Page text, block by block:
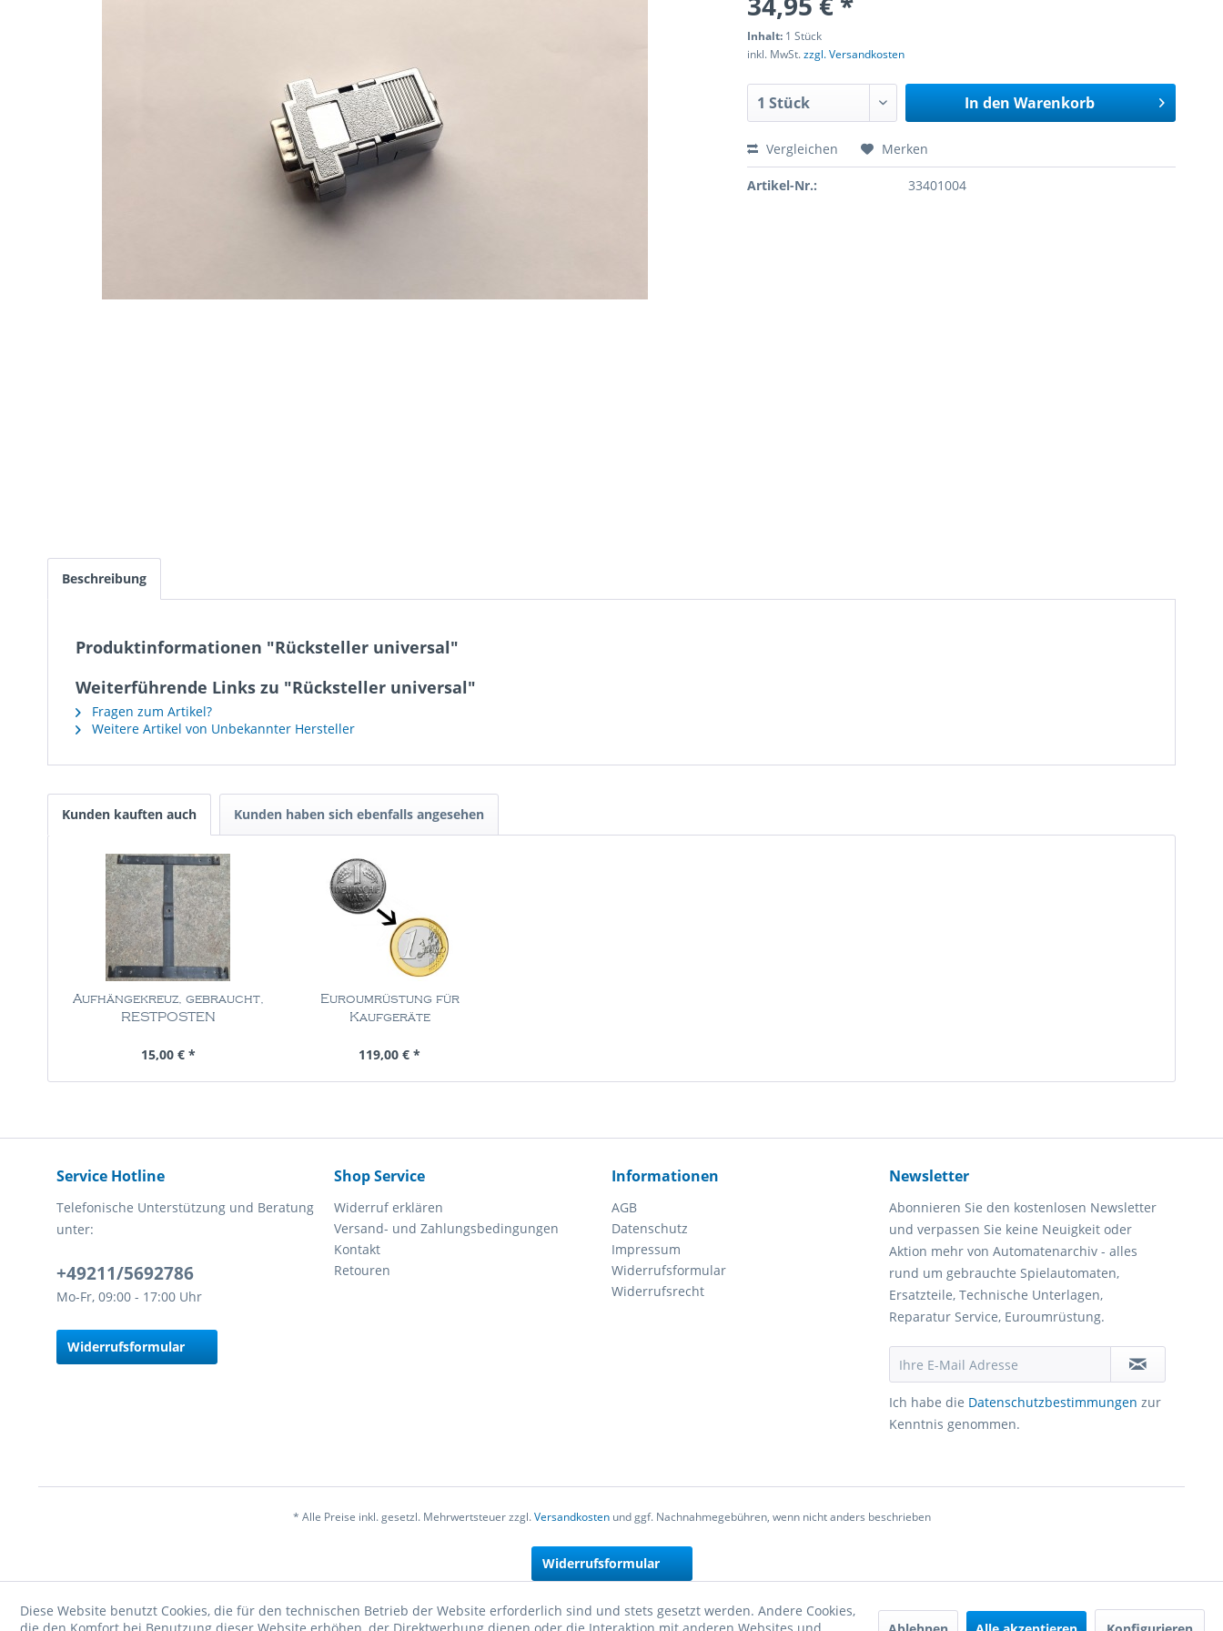
Inhalt: 1 Stück
inkl. MwSt.zzgl. Versandkosten
In den Warenkorb
Vergleichen Merken
Artikel-Nr.: 33401004
Beschreibung
Produktinformationen "Rücksteller universal"
Weiterführende Links zu "Rücksteller universal"
Fragen zum Artikel?
Weitere Artikel von Unbekannter Hersteller
Kunden kauften auch Kunden haben sich ebenfalls angesehen
Aufhängekreuz, gebraucht,
RESTPOSTEN
Inhalt 1 Stück
15,00 € *
Euroumrüstung für
Kaufgeräte
Inhalt1 Stück
119,00 € *
Service Hotline
Telefonische Unterstützung und Beratung
unter:
+49211/5692786
Mo-Fr, 09:00 - 17:00 Uhr
Widerrufsformular
Shop Service
Widerruf erklären
Versand- und Zahlungsbedingungen
Kontakt
Retouren
Informationen
AGB
Datenschutz
Impressum
Widerrufsformular
Widerrufsrecht
Newsletter
Abonnieren Sie den kostenlosen Newsletter
und verpassen Sie keine Neuigkeit oder
Aktion mehr von Automatenarchiv - alles
rund um gebrauchte Spielautomaten,
Ersatzteile, Technische Unterlagen,
Reparatur Service, Euroumrüstung.
Ich habe die Datenschutzbestimmungen zur
Kenntnis genommen.
* Alle Preise inkl. gesetzl. Mehrwertsteuer zzgl.Versandkostenund ggf. Nachnahmegebühren, wenn nicht anders beschrieben
Widerrufsformular
Diese Website benutzt Cookies, die für den technischen Betrieb der Website erforderlich sind und stets gesetzt werden. Andere Cookies,